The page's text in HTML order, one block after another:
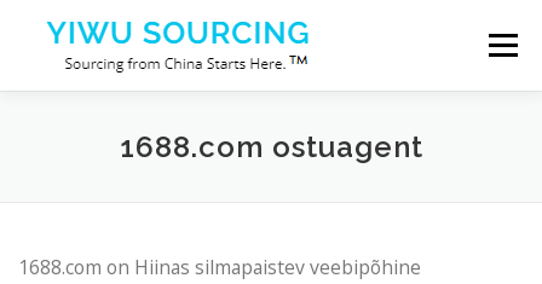
Skip to content
Menu
Teenused Yiwu linn Blog Meist
1688.com ostuagent
1688.com on Hiinas silmapaistev veebipõhine